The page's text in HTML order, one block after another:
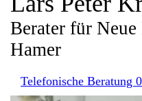
Berater für
Hamer
Telefonische Beratung